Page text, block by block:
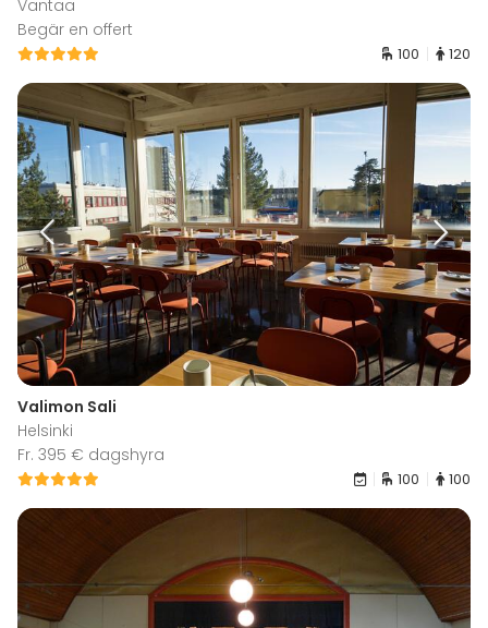
Vantaa
Begär en offert
100 120
Valimon Sali
Helsinki
Fr. 395 € dagshyra
100 100